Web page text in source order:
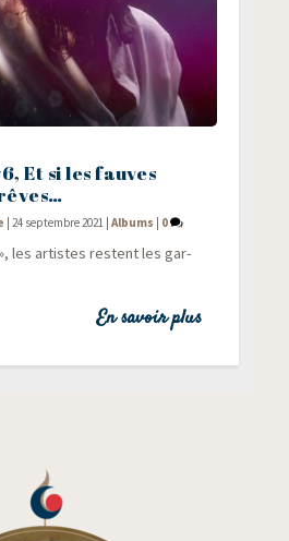
Et si les fauves
|24 septembre 2021 |Albums 0
les artistes res­tent les gar­
En savoir plus